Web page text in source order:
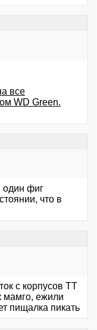
все
WD Green.
один фиг
что в
с корпусов ТТ
мамго, ежили
пищалка пикать